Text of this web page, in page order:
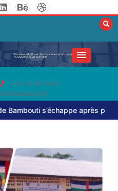
236 76 05 79 64
s’échappe après près de huit